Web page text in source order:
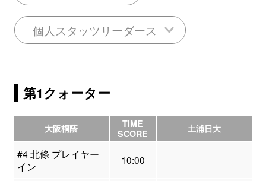
個人スタッツリーダース
第1クォーター
大阪桐蔭
TIME
SCORE
土浦日大
#4 北條 プレイヤー
イン
10:00